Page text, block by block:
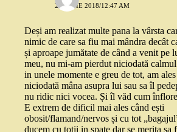
28 IUNIE 2018/12:47 AM
Deși am realizat multe pana la vârsta
nimic de care sa fiu mai mândra decât
și aproape jumătate de când a venit pe
meu, nu mi-am pierdut niciodată
in unele momente e greu de tot, am
niciodată mâna asupra lui sau sa îl
nu ridic nici vocea. Și îl văd cum
E extrem de dificil mai ales când ești
obosit/flamand/nervos și cu tot
ducem cu toții in spate dar se merita sa